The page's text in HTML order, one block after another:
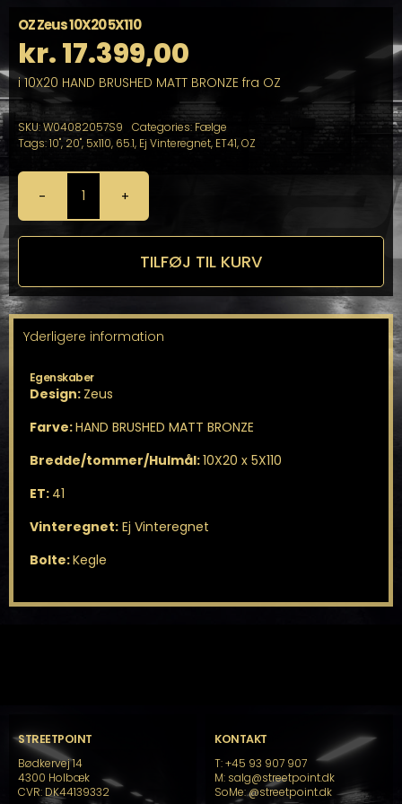
OZ Zeus 10X20 5X110
kr.17.399,00
i 10X20 HAND BRUSHED MATT BRONZE fra OZ
SKU:W04082057S9 Categories: Fælge
Tags:10",20", 5x110, 65.1, Ej Vinteregnet, ET41,OZ
OZ
Zeus
10X20
TILFØJ TIL KURV
Yderligere information
Egenskaber
Design: Zeus
Farve:HAND BRUSHED MATT BRONZE
Bredde/tommer/Hulmål:10X20 x 5X110
ET: 41
Vinteregnet:Ej Vinteregnet
Bolte:Kegle
STREETPOINT
Bødkervej 14
4300 Holbæk
CVR: DK44139332
KONTAKT
T: +45 93 907 907
M: salg@streetpoint.dk
SoMe:@streetpoint.dk